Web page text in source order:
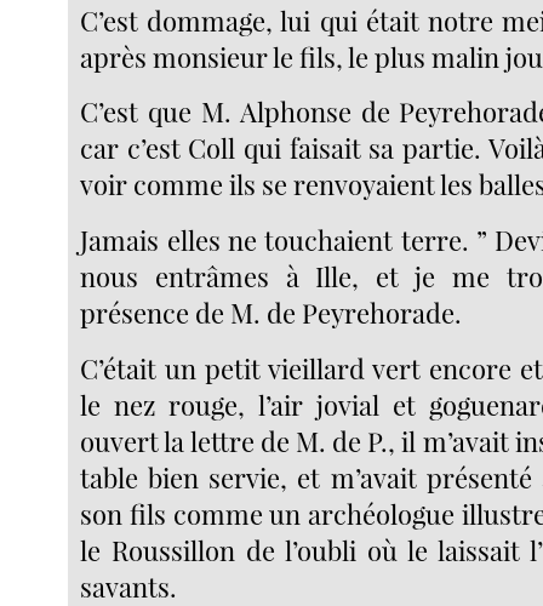
C’est dommage, lui qui était notre
après monsieur le fils, le plus malin
C’est que M. Alphonse de
car c’est Coll qui faisait sa partie.
voir comme ils se renvoyaient les
Jamais elles ne touchaient terre. ”
nous entrâmes à Ille, et je me
présence de M. de Peyrehorade.
C’était un petit vieillard vert encore
le nez rouge, l’air jovial et
ouvert la lettre de M. de P., il m’avait
table bien servie, et m’avait
son fils comme un archéologue
le Roussillon de l’oubli où le laissait
savants.